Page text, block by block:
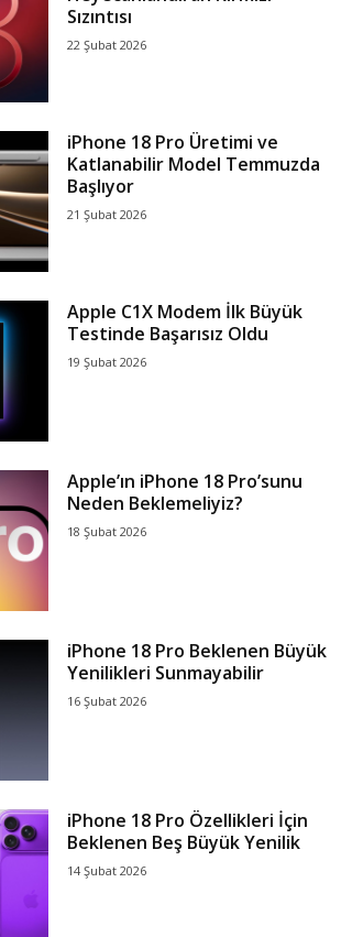
Sızıntısı
22 Şubat 2026
iPhone 18 Pro Üretimi ve
Katlanabilir Model Temmuzda
Başlıyor
21 Şubat 2026
Apple C1X Modem İlk Büyük
Testinde Başarısız Oldu
19 Şubat 2026
Apple’ın iPhone 18 Pro’sunu
Neden Beklemeliyiz?
18 Şubat 2026
iPhone 18 Pro Beklenen Büyük
Yenilikleri Sunmayabilir
16 Şubat 2026
iPhone 18 Pro Özellikleri İçin
Beklenen Beş Büyük Yenilik
14 Şubat 2026